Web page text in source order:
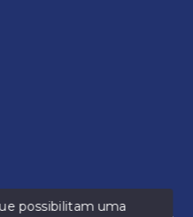
possibilitam uma